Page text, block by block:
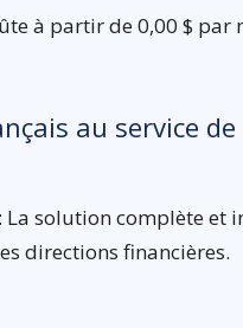
à partir de 0,00 $ par
au service
La solution complète et
directions financières.